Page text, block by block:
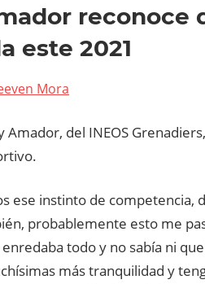
reconoce
este 2021
Mora
Amador, del INEOS
ese instinto de competencia,
probablemente esto me
todo y no sabía ni
más tranquilidad y